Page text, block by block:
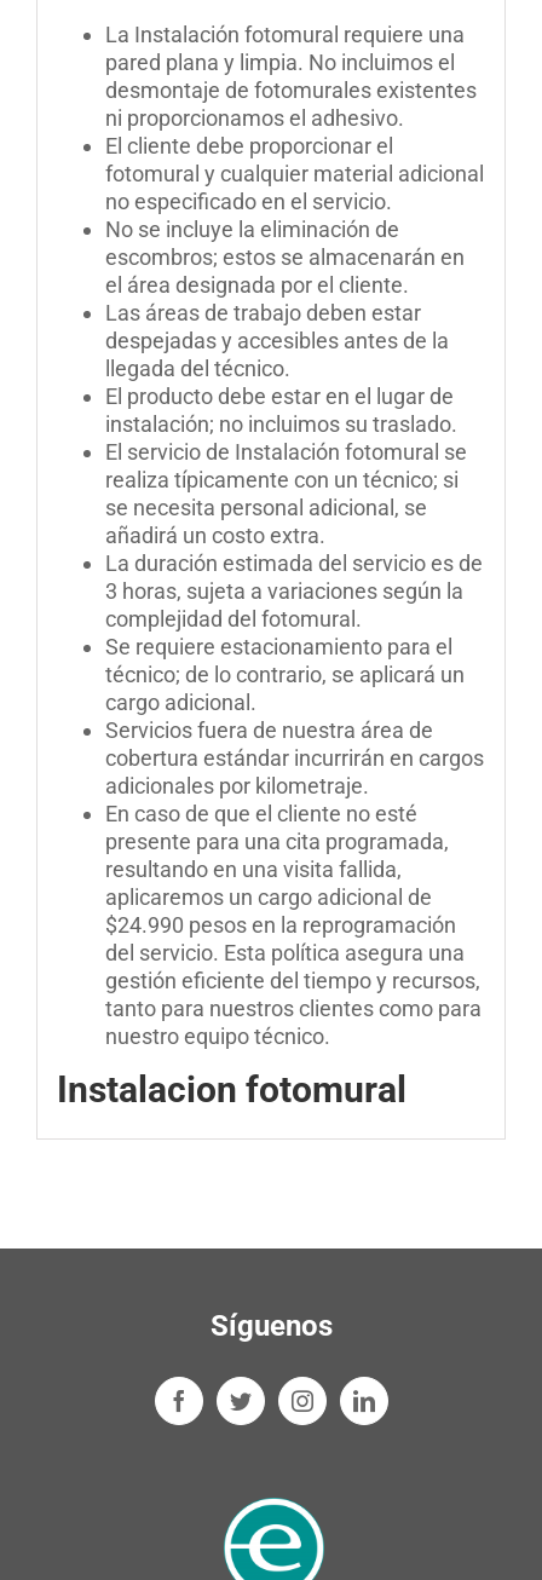
La Instalación fotomural requiere una
pared plana y limpia. No incluimos el
desmontaje de fotomurales existentes
ni proporcionamos el adhesivo.
El cliente debe proporcionar el
fotomural y cualquier material adicional
no especificado en el servicio.
No se incluye la eliminación de
escombros; estos se almacenarán en
el área designada por el cliente.
Las áreas de trabajo deben estar
despejadas y accesibles antes de la
llegada del técnico.
El producto debe estar en el lugar de
instalación; no incluimos su traslado.
El servicio de Instalación fotomural se
realiza típicamente con un técnico; si
se necesita personal adicional, se
añadirá un costo extra.
La duración estimada del servicio es de
3 horas, sujeta a variaciones según la
complejidad del fotomural.
Se requiere estacionamiento para el
técnico; de lo contrario, se aplicará un
cargo adicional.
Servicios fuera de nuestra área de
cobertura estándar incurrirán en cargos
adicionales por kilometraje.
En caso de que el cliente no esté
presente para una cita programada,
resultando en una visita fallida,
aplicaremos un cargo adicional de
$24.990 pesos en la reprogramación
del servicio. Esta política asegura una
gestión eficiente del tiempo y recursos,
tanto para nuestros clientes como para
nuestro equipo técnico.
Instalacion fotomural
Síguenos